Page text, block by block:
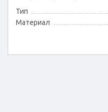
Тип
Материал